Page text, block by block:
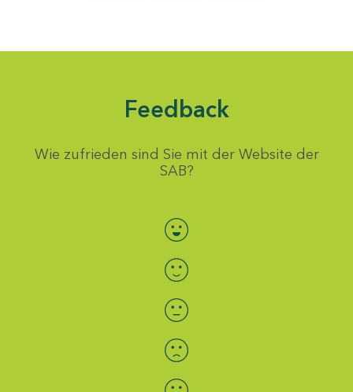
Feedback
Wie zufrieden sind Sie mit der Website der
SAB?
Bewertung auswählen